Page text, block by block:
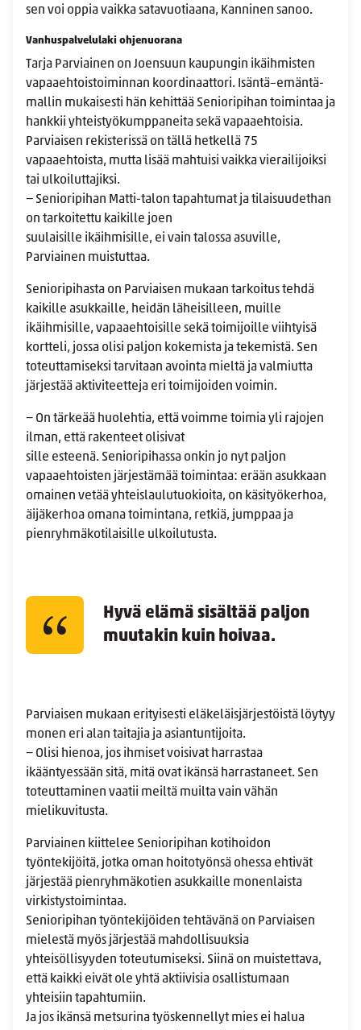
sen voi oppia vaikka satavuotiaana, Kanninen sanoo.
Vanhuspalvelulaki ohjenuorana
Tarja Parviainen on Joensuun kaupungin ikäihmisten
vapaaehtoistoiminnan koordinaattori. Isäntä–emäntä-
mallin mukaisesti hän kehittää Senioripihan toimintaa ja
hankkii yhteistyökumppaneita sekä vapaaehtoisia.
Parviaisen rekisterissä on tällä hetkellä 75
vapaaehtoista, mutta lisää mahtuisi vaikka vierailijoiksi
tai ulkoiluttajiksi.
− Senioripihan Matti-talon tapahtumat ja tilaisuudethan
on tarkoitettu kaikille joen
suulaisille ikäihmisille, ei vain talossa asuville,
Parviainen muistuttaa.
Senioripihasta on Parviaisen mukaan tarkoitus tehdä
kaikille asukkaille, heidän läheisilleen, muille
ikäihmisille, vapaaehtoisille sekä toimijoille viihtyisä
kortteli, jossa olisi paljon kokemista ja tekemistä. Sen
toteuttamiseksi tarvitaan avointa mieltä ja valmiutta
järjestää aktiviteetteja eri toimijoiden voimin.
− On tärkeää huolehtia, että voimme toimia yli rajojen
ilman, että rakenteet olisivat
sille esteenä. Senioripihassa onkin jo nyt paljon
vapaaehtoisten järjestämää toimintaa: erään asukkaan
omainen vetää yhteislaulutuokioita, on käsityökerhoa,
äijäkerhoa omana toimintana, retkiä, jumppaa ja
pienryhmäkotilaisille ulkoilutusta.
Hyvä elämä sisältää paljon
muutakin kuin hoivaa.
Parviaisen mukaan erityisesti eläkeläisjärjestöistä löytyy
monen eri alan taitajia ja asiantuntijoita.
− Olisi hienoa, jos ihmiset voisivat harrastaa
ikääntyessään sitä, mitä ovat ikänsä harrastaneet. Sen
toteuttaminen vaatii meiltä muilta vain vähän
mielikuvitusta.
Parviainen kiittelee Senioripihan kotihoidon
työntekijöitä, jotka oman hoitotyönsä ohessa ehtivät
järjestää pienryhmäkotien asukkaille monenlaista
virkistystoimintaa.
Senioripihan työntekijöiden tehtävänä on Parviaisen
mielestä myös järjestää mahdollisuuksia
yhteisöllisyyden toteutumiseksi. Siinä on muistettava,
että kaikki eivät ole yhtä aktiivisia osallistumaan
yhteisiin tapahtumiin.
Ja jos ikänsä metsurina työskennellyt mies ei halua